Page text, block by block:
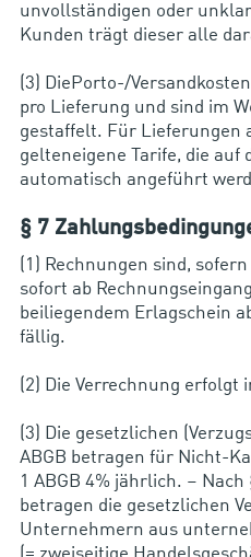
unvollständigen oder
Kunden trägt dieser alle
(3) DiePorto-/
pro Lieferung und sind im
gestaffelt. Für Lieferungen
gelteneigene Tarife, die auf
automatisch angeführt
§ 7
(1) Rechnungen sind,
sofort ab
beiliegendem Erlagschein
fällig.
(2) Die Verrechnung erfolgt
(3) Die gesetzlichen
ABGB betragen für Nicht-
1 ABGB 4% jährlich. – Nach
betragen die gesetzlichen
Unternehmern aus